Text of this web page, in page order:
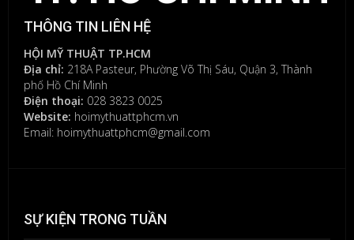
để
gửi
bình
luận.
THÔNG TIN LIÊN HỆ
HỘI MỸ THUẬT TP.HCM
Địa chỉ: 218A Pasteur, Phường Võ Thị Sáu, Quận 3, Thành
phố Hồ Chí Minh
Điện thoại: 028 3823 0025
Website: hoimythuattphcm.vn
Email: hoimythuattphcm@gmail.com
SỰ KIỆN TRONG TUẦN